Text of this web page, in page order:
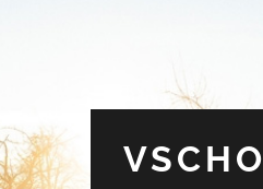
VSCHO